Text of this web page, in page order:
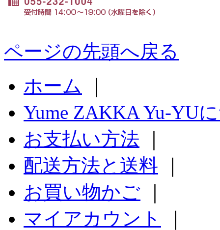
ページの先頭へ戻る
ホーム
Yume ZAKKA Yu-YU
お支払い方法
配送方法と送料
お買い物かご
マイアカウント